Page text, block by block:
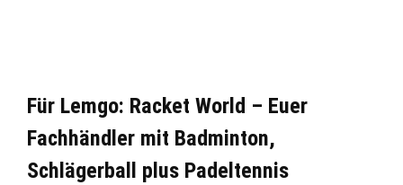
Für Lemgo: Racket World – Euer
Fachhändler mit Badminton,
Schlägerball plus Padeltennis